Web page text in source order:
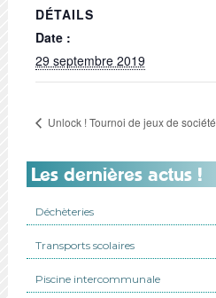
DÉTAILS
Date :
29 septembre 2019
Unlock ! Tournoi de jeux de société
Les dernières actus !
Déchèteries
Transports scolaires
Piscine intercommunale